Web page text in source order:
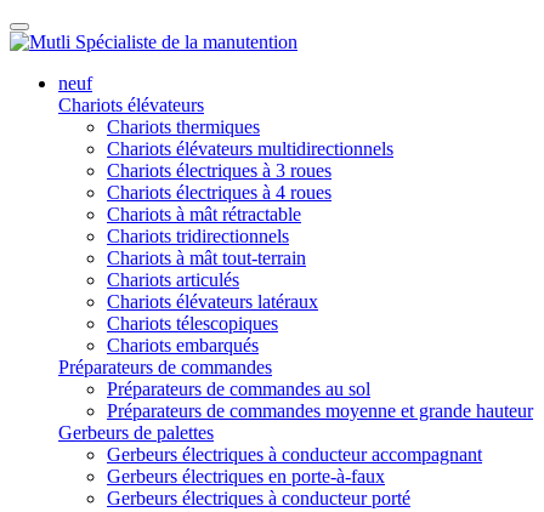
neuf
Chariots élévateurs
Chariots thermiques
Chariots élévateurs multidirectionnels
Chariots électriques à 3 roues
Chariots électriques à 4 roues
Chariots à mât rétractable
Chariots tridirectionnels
Chariots à mât tout-terrain
Chariots articulés
Chariots élévateurs latéraux
Chariots télescopiques
Chariots embarqués
Préparateurs de commandes
Préparateurs de commandes au sol
Préparateurs de commandes moyenne et grande hauteur
Gerbeurs de palettes
Gerbeurs électriques à conducteur accompagnant
Gerbeurs électriques en porte-à-faux
Gerbeurs électriques à conducteur porté